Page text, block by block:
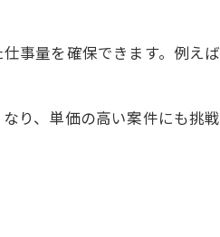
事量を確保できます。例え
り、単価の高い案件にも挑